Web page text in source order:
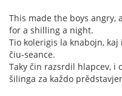
This made the boys angry,
for a shilling a night.
Tio kolerigis la knabojn,
ĉiu-seance.
Taky čin razsrdil hlapcev, i
šilinga za každo